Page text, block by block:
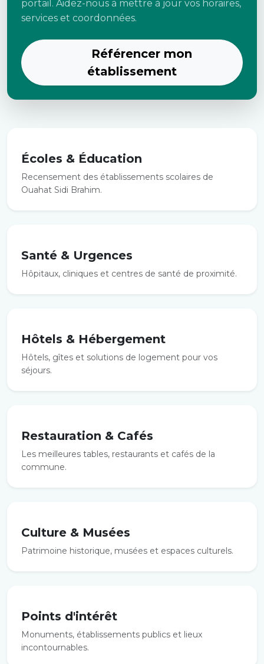
portail. Aidez-nous à mettre à jour vos horaires,
services et coordonnées.
Référencer mon
établissement
Écoles & Éducation
Recensement des établissements scolaires de
Ouahat Sidi Brahim.
Santé & Urgences
Hôpitaux, cliniques et centres de santé de proximité.
Hôtels & Hébergement
Hôtels, gîtes et solutions de logement pour vos
séjours.
Restauration & Cafés
Les meilleures tables, restaurants et cafés de la
commune.
Culture & Musées
Patrimoine historique, musées et espaces culturels.
Points d'intérêt
Monuments, établissements publics et lieux
incontournables.